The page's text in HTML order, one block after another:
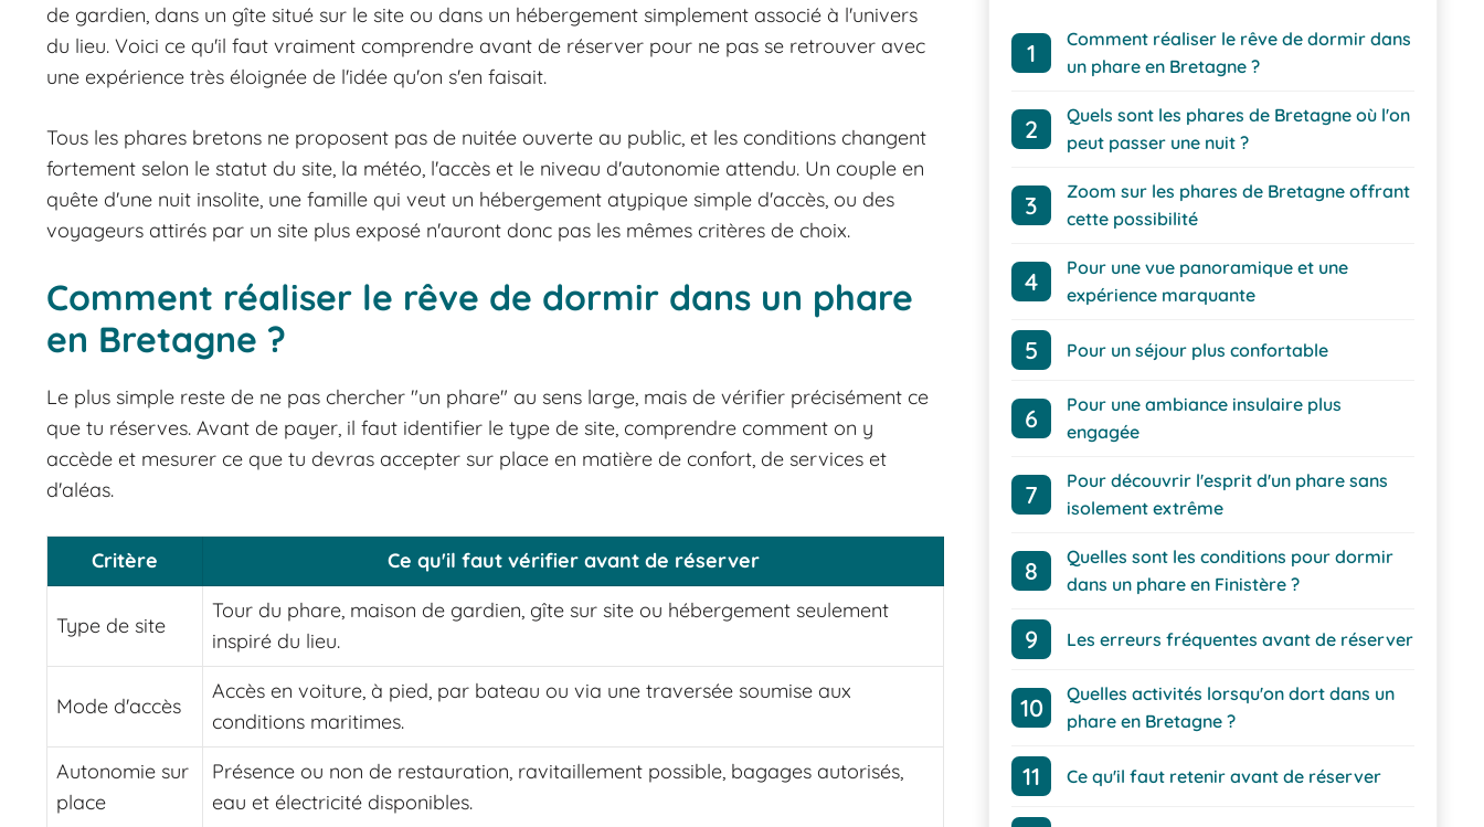
de gardien, dans un gîte situé sur le site ou dans un hébergement simplement associé à l'univers
du lieu. Voici ce qu'il faut vraiment comprendre avant de réserver pour ne pas se retrouver avec
une expérience très éloignée de l'idée qu'on s'en faisait.
Tous les phares bretons ne proposent pas de nuitée ouverte au public, et les conditions changent
fortement selon le statut du site, la météo, l'accès et le niveau d'autonomie attendu. Un couple en
quête d'une nuit insolite, une famille qui veut un hébergement atypique simple d'accès, ou des
voyageurs attirés par un site plus exposé n'auront donc pas les mêmes critères de choix.
Comment réaliser le rêve de dormir dans un phare
en Bretagne ?
Le plus simple reste de ne pas chercher "un phare" au sens large, mais de vérifier précisément ce
que tu réserves. Avant de payer, il faut identifier le type de site, comprendre comment on y
accède et mesurer ce que tu devras accepter sur place en matière de confort, de services et
d'aléas.
Critère Ce qu'il faut vérifier avant de réserver
Type de site
Tour du phare, maison de gardien, gîte sur site ou hébergement seulement
inspiré du lieu.
Mode d'accès
Accès en voiture, à pied, par bateau ou via une traversée soumise aux
conditions maritimes.
Autonomie sur
place
Présence ou non de restauration, ravitaillement possible, bagages autorisés,
eau et électricité disponibles.
Comment réaliser le rêve de dormir dans
un phare en Bretagne ?
Quels sont les phares de Bretagne où l'on
peut passer une nuit ?
Zoom sur les phares de Bretagne offrant
cette possibilité
Pour une vue panoramique et une
expérience marquante
Pour un séjour plus confortable
Pour une ambiance insulaire plus
engagée
Pour découvrir l'esprit d'un phare sans
isolement extrême
Quelles sont les conditions pour dormir
dans un phare en Finistère ?
Les erreurs fréquentes avant de réserver
Quelles activités lorsqu'on dort dans un
phare en Bretagne ?
Ce qu'il faut retenir avant de réserver